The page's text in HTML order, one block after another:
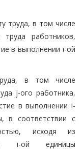
труда, в том числе
работников,
в выполнении i-ой
в том числе
j-ого работника,
в выполнении i-
в соответствии с
исходя из
i-ой единицы